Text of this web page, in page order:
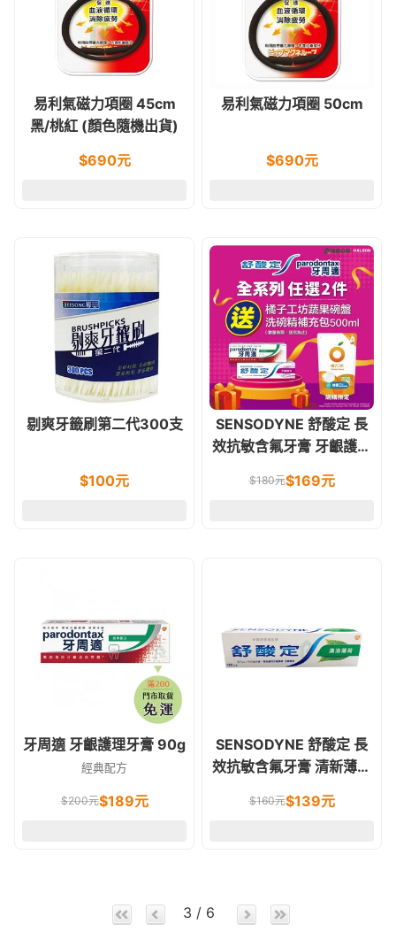
易利氣磁力項圈 45cm
黑/桃紅 (顏色隨機出貨)
$690元
易利氣磁力項圈 50cm
$690元
剔爽牙籤刷第二代300支
$100元
SENSODYNE 舒酸定 長
效抗敏含氟牙膏 牙齦護理
$180元$169元
牙周適 牙齦護理牙膏 90g
經典配方
$200元$189元
SENSODYNE 舒酸定 長
效抗敏含氟牙膏 清新薄荷
$160元$139元
3 / 6